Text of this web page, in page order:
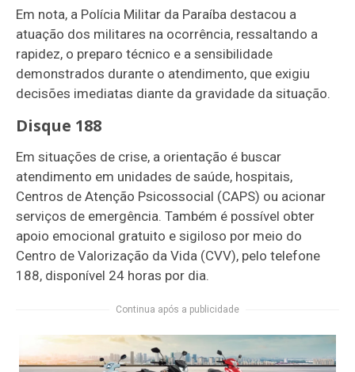
Em nota, a Polícia Militar da Paraíba destacou a
atuação dos militares na ocorrência, ressaltando a
rapidez, o preparo técnico e a sensibilidade
demonstrados durante o atendimento, que exigiu
decisões imediatas diante da gravidade da situação.
Disque 188
Em situações de crise, a orientação é buscar
atendimento em unidades de saúde, hospitais,
Centros de Atenção Psicossocial (CAPS) ou acionar
serviços de emergência. Também é possível obter
apoio emocional gratuito e sigiloso por meio do
Centro de Valorização da Vida (CVV), pelo telefone
188, disponível 24 horas por dia.
Continua após a publicidade